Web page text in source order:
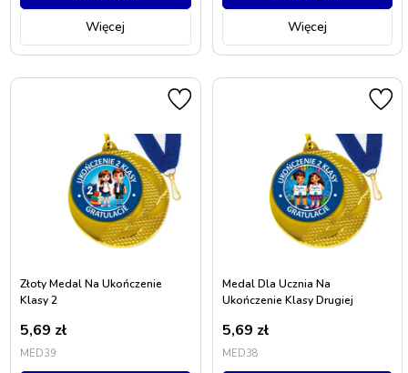
Więcej Więcej
Złoty Medal Na Ukończenie
Klasy 2
5,69 zł
MED39
Medal Dla Ucznia Na
Ukończenie Klasy Drugiej
5,69 zł
MED38